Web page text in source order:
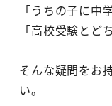
「うちの子に中
「高校受験とど
そんな疑問をお
い。